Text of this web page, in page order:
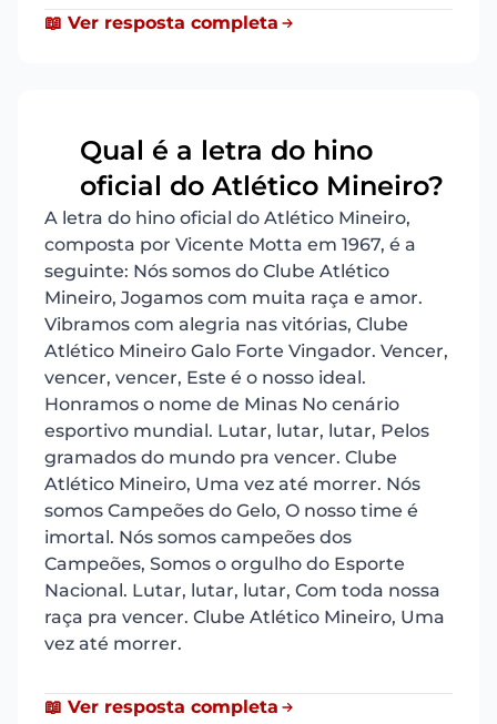
📖 Ver resposta completa
Qual é a letra do hino
oficial do Atlético Mineiro?
A letra do hino oficial do Atlético Mineiro,
composta por Vicente Motta em 1967, é a
seguinte: Nós somos do Clube Atlético
Mineiro, Jogamos com muita raça e amor.
Vibramos com alegria nas vitórias, Clube
Atlético Mineiro Galo Forte Vingador. Vencer,
vencer, vencer, Este é o nosso ideal.
Honramos o nome de Minas No cenário
esportivo mundial. Lutar, lutar, lutar, Pelos
gramados do mundo pra vencer. Clube
Atlético Mineiro, Uma vez até morrer. Nós
somos Campeões do Gelo, O nosso time é
imortal. Nós somos campeões dos
Campeões, Somos o orgulho do Esporte
Nacional. Lutar, lutar, lutar, Com toda nossa
raça pra vencer. Clube Atlético Mineiro, Uma
vez até morrer.
📖 Ver resposta completa